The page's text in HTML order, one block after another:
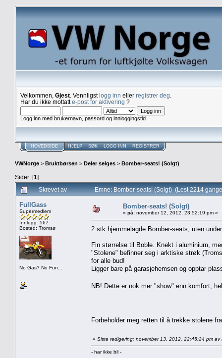
Velkommen, Gjest . Vennligstlogg inn eller registrer deg
Har du ikke mottatte-post for aktivering ?
Logg inn med brukernavn, passord og innloggingstid
HOVEDSIDE HJELP SØK LOGG INN REGISTRER
VWNorge > Bruktbørsen > Deler selges > Bomber-seats! (Solgt)
Sider: [1]
Skrevet av
Emne: Bomber-seats! (Solgt) (Lest 2214
FullGass
Supermedlem
Innlegg: 567
Bosted: Tromsø
No Gas? No Fun...
Bomber-seats! (Solgt)
« på: november 12, 2012, 23:52:19 pm »
2 stk hjemmelagde Bomber-seats, uten
Fin størrelse til Boble. Knekt i aluminium,
"Stolene" befinner seg i arktiske strøk
for alle bud!
Ligger bare på garasjehemsen og opptar
NB! Dette er nok mer "show" enn komfort,
Forbeholder meg retten til å trekke stolene
« Siste redigering: november 13, 2012, 22:45:24 pm av
- har ikke bil -